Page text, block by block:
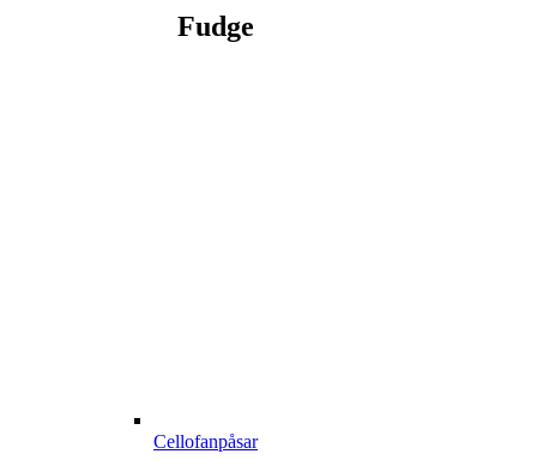
Fudge
Cellofanpåsar